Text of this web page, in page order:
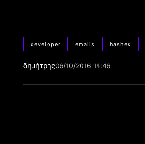
developer emails hashes
δημήτρης06/10/2016 14:46